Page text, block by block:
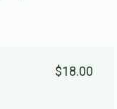
$18.00